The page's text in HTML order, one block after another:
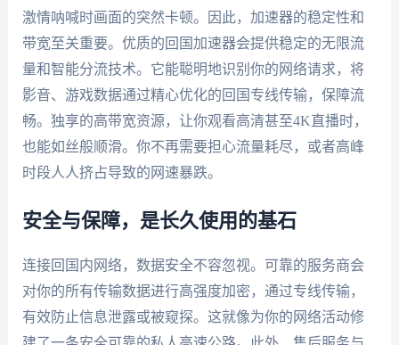
激情呐喊时画面的突然卡顿。因此，加速器的稳定性和
带宽至关重要。优质的回国加速器会提供稳定的无限流
量和智能分流技术。它能聪明地识别你的网络请求，将
影音、游戏数据通过精心优化的回国专线传输，保障流
畅。独享的高带宽资源，让你观看高清甚至4K直播时，
也能如丝般顺滑。你不再需要担心流量耗尽，或者高峰
时段人人挤占导致的网速暴跌。
安全与保障，是长久使用的基石
连接回国内网络，数据安全不容忽视。可靠的服务商会
对你的所有传输数据进行高强度加密，通过专线传输，
有效防止信息泄露或被窥探。这就像为你的网络活动修